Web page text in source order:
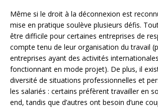
Même si le droit à la déconnexion est
mise en pratique soulève plusieurs défis.
être difficile pour certaines entreprises de
compte tenu de leur organisation du travail
entreprises ayant des activités
fonctionnant en mode projet). De plus, il
diversité de situations professionnelles et
les salariés : certains préfèrent travailler en
end, tandis que d’autres ont besoin d’une